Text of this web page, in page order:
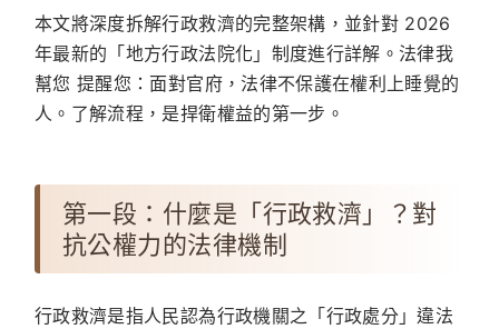
本文將深度拆解行政救濟的完整架構，並針對 2026
年最新的「地方行政法院化」制度進行詳解。 法律我
幫您 提醒您：面對官府，法律不保護在權利上睡覺的
人。了解流程，是捍衛權益的第一步。
第一段：什麼是「行政救濟」？對
抗公權力的法律機制
行政救濟是指人民認為行政機關之「行政處分」違法